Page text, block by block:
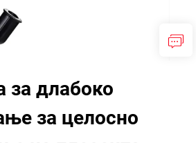
за длабоко
за целосно